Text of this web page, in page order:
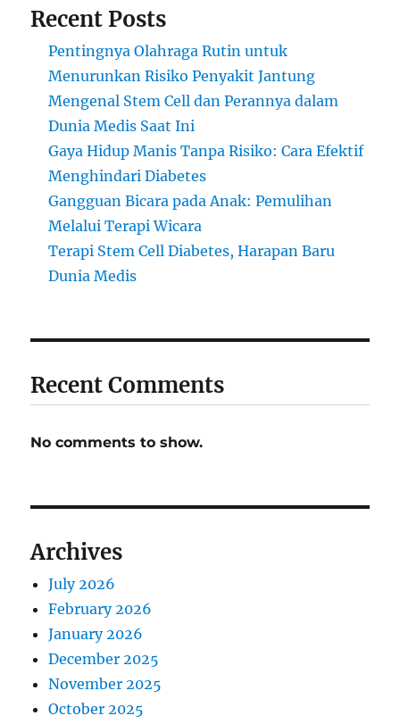
Recent Posts
Pentingnya Olahraga Rutin untuk
Menurunkan Risiko Penyakit Jantung
Mengenal Stem Cell dan Perannya dalam
Dunia Medis Saat Ini
Gaya Hidup Manis Tanpa Risiko: Cara Efektif
Menghindari Diabetes
Gangguan Bicara pada Anak: Pemulihan
Melalui Terapi Wicara
Terapi Stem Cell Diabetes, Harapan Baru
Dunia Medis
Recent Comments
No comments to show.
Archives
July 2026
February 2026
January 2026
December 2025
November 2025
October 2025